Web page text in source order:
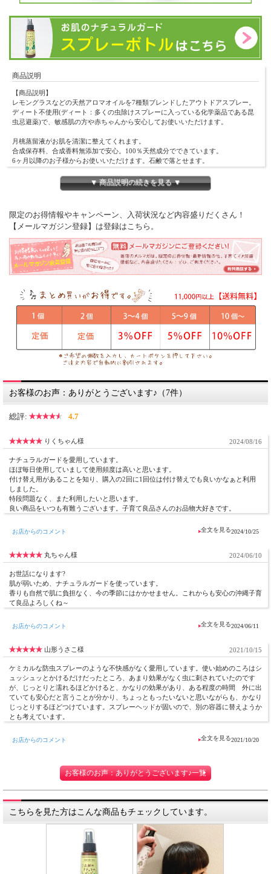
商品説明
【商品説明】
レモングラスなどの天然アロマオイルを7種類ブレンドしたアウトドアスプレー。
ディート不使用(ディート：多くの虫除けスプレーに入っている化学薬品である昆
虫忌避薬)で、敏感肌の方や赤ちゃんから安心してお使いいただけます。
月桃蒸留液がお肌を清潔に整えてくれます。
合成保存料、合成香料無添加で安心。100％天然成分でできています。
6ヶ月以降のお子様からお使いいただけます。石鹸で落とせます。
【内容量】100ml
【使用目安】生後6ヶ月～
ー精油 、レモングラス精油 、
レモンユーカリ精油 、エタノール 、グリセリン
【使用方法】
よく振ってからご使用下さい。
※お肌にやさしい天然由来の成分で作られております。そのため、製品の色や香り
が若干変化する場合がございす。
レーヘッドと交換して、お使いください。
【ご使用上の注意】
●お肌に異常が生じていないか、よく注意してご使用ください。
●化粧品がお肌に合わないときはご使用をおやめ下さい。
にご相談ください。
・使用中、赤味、はれ、かゆみ、刺激、色抜け（白斑など）や黒ずみ等の異常が
・クリームを使用したお肌に直射日光が当たって異常があらわれた場合。
●傷やはれもの、しっしん等、異常がある部位への使用はお控えください。
●目や口に入らないよう注意してください。
●敏感肌の方にも安心してお使いいただける商品となっておりますが、アレルギー
などをお持ちの方は、腕の内側などお肌の柔らかい部分でパッチテストを行ってか
●直射日光や高温・多湿を避け、涼しい場所で保管してください。
●乳幼児の手が届かない所に保管してください。
●天然の原料を使用してるため、香り・色が若干違う場合がありますが、品質上問
題ありません。
●予告なくボトルやパッケージが変更になる場合がございます。
▼ 商品説明の続きを見る ▼
限定のお得情報やキャンペーン、入荷状況など内容盛りだくさん！
【メールマガジン登録】は登録はこちら。
お客様のお声：ありがとうございます♪（7件）
総評: 4.7
りくちゃん様 2024/08/16
ナチュラルガードを愛用しています。
ほぼ毎日使用していまして使用頻度は高いと思います。
付け替え用があることを知り、購入の2回に1回位は付け替えでも良いかなぁと利用
しました。
特段問題なく、また利用したいと思います。
良い商品をいつも有難うございます。子育て良品さんのお品物大好きです。
お店からのコメント 2024/10/25
丸ちゃん様 2024/06/10
お世話になります?
肌が弱いため、ナチュラルガードを使っています。
香りも自然で肌に負担なく、今の季節にはかかせません。これからも安心の沖縄子育
て良品よろしくね～
お店からのコメント 2024/06/11
山形うさこ様 2021/10/15
ケミカルな防虫スプレーのような不快感がなく愛用しています。使い始めのころはシ
ュッシュッとかけるだけだったところ、あまり効果がなく虫に刺されていたのです
が、じっとりと濡れるほどかけると、かなりの効果があり、ある程度の時間 外に出
ていても安心だと言うことが分かり、ちょっともったいないと思いながらも、かなり
じっとりするほどつけています。スプレーヘッドが固いので、別の容器に替えようか
とも考えています。
お店からのコメント 2021/10/20
お客様のお声：ありがとうございます♪一覧
こちらを見た方はこんな商品もチェックしています。